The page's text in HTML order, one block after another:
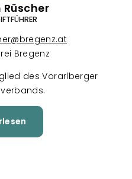
Bregenz
des Vorarlberger
Christian